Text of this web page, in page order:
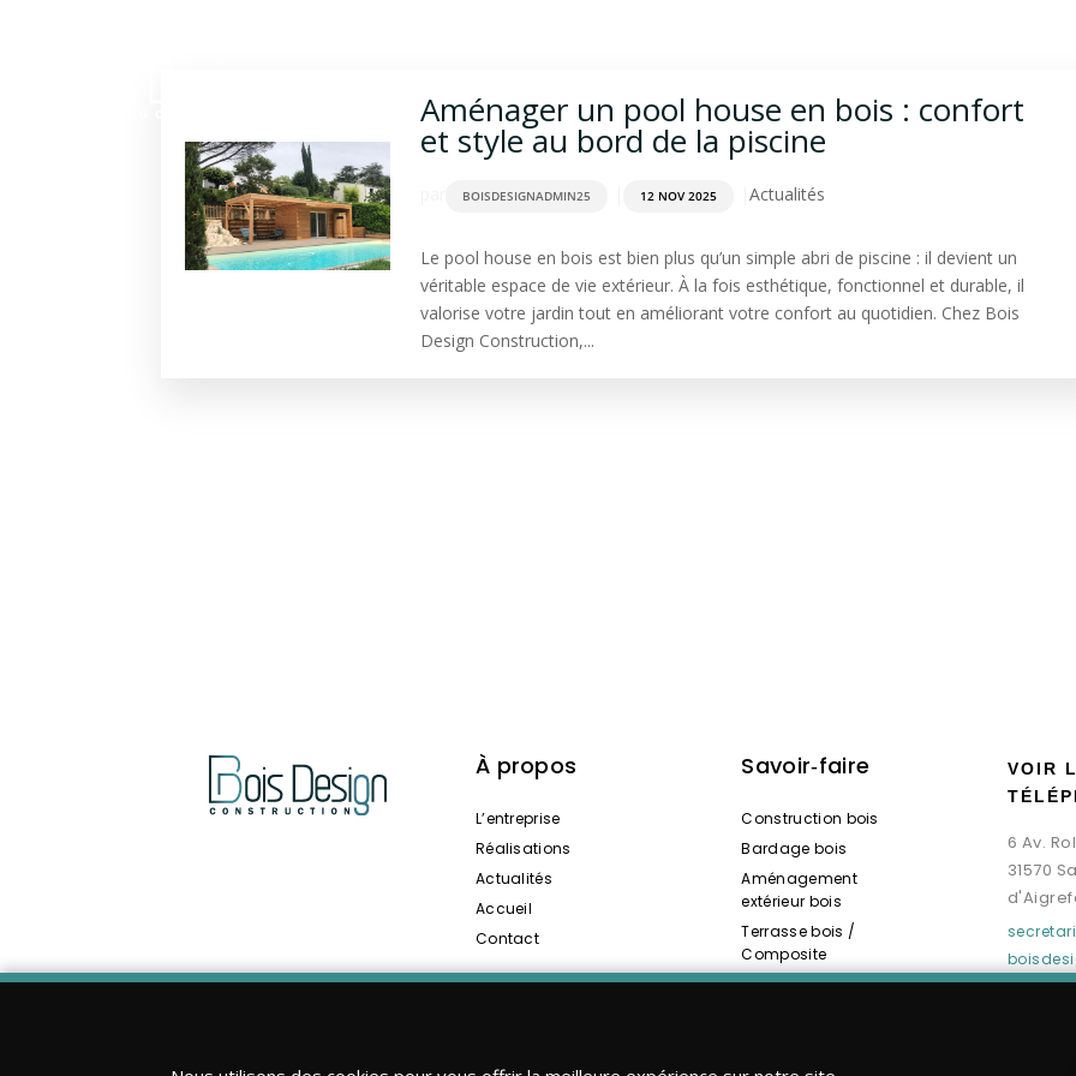
Aménager un pool house en bois : confort
et style au bord de la piscine
BOISDESIGNADMIN25 12 NOV 2025 Actualités
Le pool house en bois est bien plus qu’un simple abri de piscine : il devient un
véritable espace de vie extérieur. À la fois esthétique, fonctionnel et durable, il
valorise votre jardin tout en améliorant votre confort au quotidien. Chez Bois
Design Construction,...
À propos
L’entreprise
Réalisations
Actualités
Accueil
Contact
Savoir‑faire
Construction bois
Bardage bois
Aménagement
extérieur bois
Terrasse bois /
Composite
Spas / Saunas bois
VOIR
6 Av.
31570